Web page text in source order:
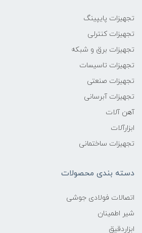
تجهیزات پایپینگ
تجهیزات کنترلی
تجهیزات برق و شبکه
تجهیزات تاسیسات
تجهیزات صنعتی
تجهیزات آبرسانی
آهن آلات
ابزارآلات
تجهیزات ساختمانی
دسته بندی محصولات
اتصالات فولادی جوشی
شیر اطمینان
ابزاردقیق